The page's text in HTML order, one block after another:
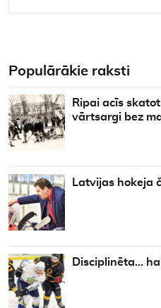
Populārākie raksti
Ripai acīs
vārtsargi bez
Latvijas hokeja
Disciplinēta…